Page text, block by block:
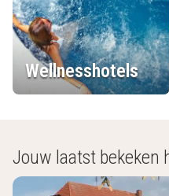
Wellnesshotels
Jouw laatst bekeken